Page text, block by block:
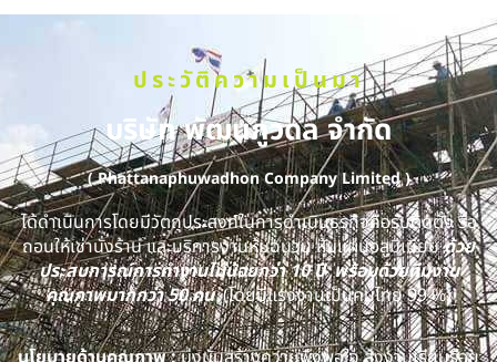
ประวัติความเป็นมา
บริษัท พัฒนภูวดล จำกัด
( Phattanaphuwadhon Company Limited )
ได้ดำเนินการโดยมีวัตถุประสงค์ในการดำเนินธุรกิจคือรับติดตั้ง รื้อ
ถอนให้เช่านั่งร้าน และบริการงานหุ้มฉนวน หุ้มแผ่นอลูมิเนียมด้วย
ประสบการณ์การทำงานไม่น้อยกว่า 10 ปี พร้อมด้วยทีมงาน
คุณภาพมากกว่า 50 คน(โดยมีแรงงานเป็นคนไทย 99 %)